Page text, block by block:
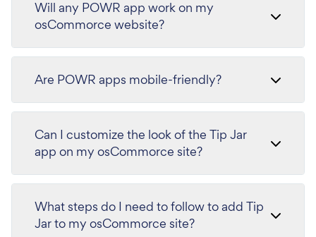
Will any POWR app work on my
osCommorce website?
Are POWR apps mobile-friendly?
Can I customize the look of the Tip Jar
app on my osCommorce site?
What steps do I need to follow to add Tip
Jar to my osCommorce site?